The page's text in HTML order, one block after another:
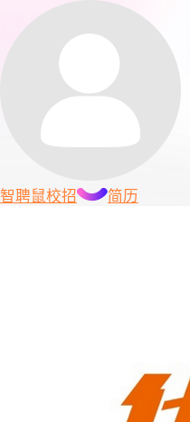
智聘鼠校招 简历